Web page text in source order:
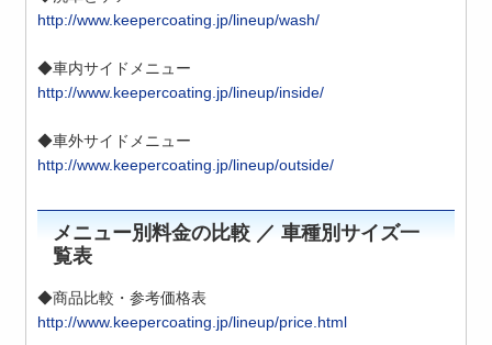
http://www.keepercoating.jp/lineup/wash/
◆車内サイドメニュー
http://www.keepercoating.jp/lineup/inside/
◆車外サイドメニュー
http://www.keepercoating.jp/lineup/outside/
メニュー別料金の比較 ／ 車種別サイズ一
覧表
◆商品比較・参考価格表
http://www.keepercoating.jp/lineup/price.html